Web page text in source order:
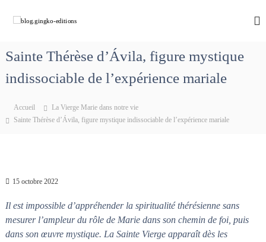
g
.
i
n
d
i
t
i
n
o
s
q
u
i
Sainte Thérèse d’Ávila, figure mystique
indissociable de l’expérience mariale
Accueil
La Vierge Marie dans notre vie
Sainte Thérèse d’Ávila, figure mystique indissociable de l’expérience mariale
15 octobre 2022
Il est impossible d’appréhender la spiritualité thérésienne sans
mesurer l’ampleur du rôle de Marie dans son chemin de foi, puis
dans son œuvre mystique. La Sainte Vierge apparaît dès les